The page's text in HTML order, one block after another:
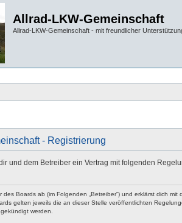
Allrad-LKW-Gemeinschaft
Allrad-LKW-Gemeinschaft - mit freundlicher
- Registrierung
und dem Betreiber ein Vertrag mit folgenden
Boards ab (im Folgenden „Betreiber“) und erklärst dich
gelten jeweils die an dieser Stelle veröffentlichten
werden.